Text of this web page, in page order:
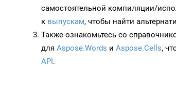
самостоятельной компиляции/
к выпускам, чтобы найти
Также ознакомьтесь со
для Aspose.Words и Aspose.Cells,
API.